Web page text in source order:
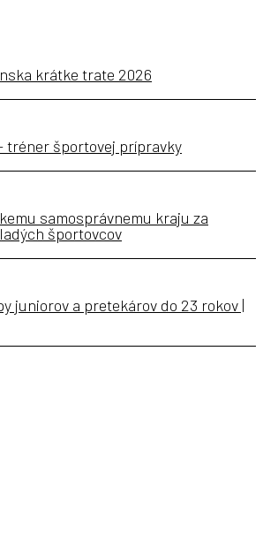
krátke trate 2026
tréner športovej prípravky
samosprávnemu kraju za
športovcov
juniorov a pretekárov do 23 rokov |